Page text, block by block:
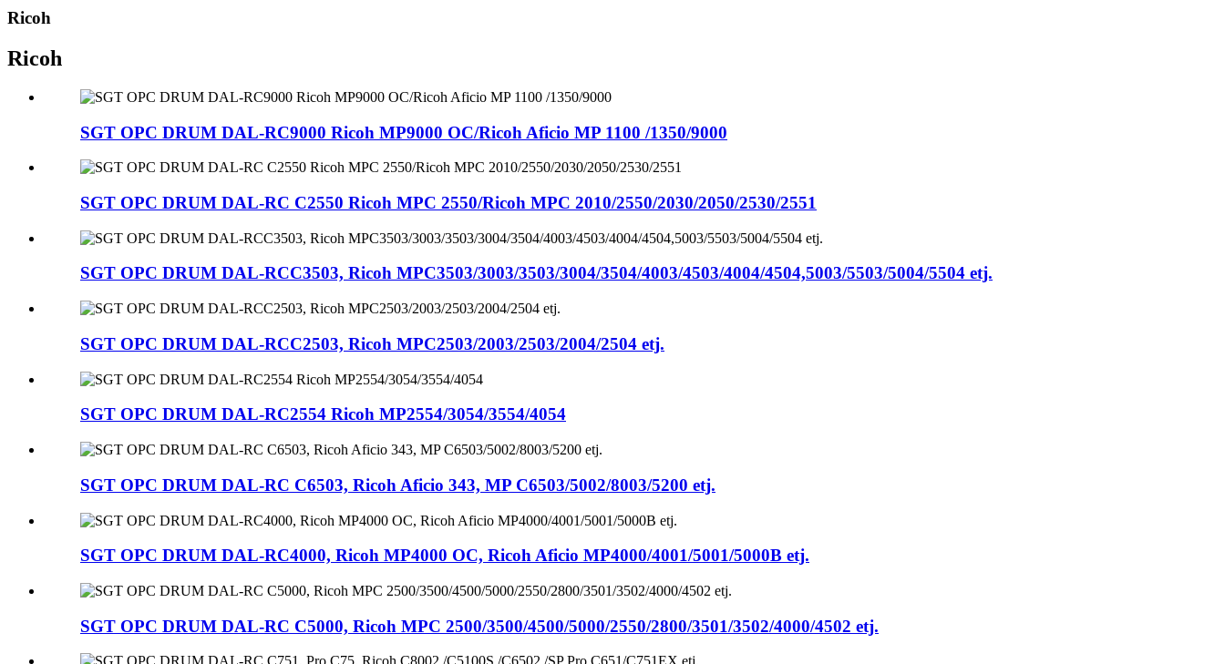
Ricoh
Ricoh
SGT OPC DRUM DAL-RC9000 Ricoh MP9000 OC/Ricoh Aficio MP 1100 /1350/9000
SGT OPC DRUM DAL-RC C2550 Ricoh MPC 2550/Ricoh MPC 2010/2550/2030/2050/2530/2551
SGT OPC DRUM DAL-RCC3503, Ricoh MPC3503/3003/3503/3004/3504/4003/4503/4004/4504,5003/5503/5004/5504 etj.
SGT OPC DRUM DAL-RCC2503, Ricoh MPC2503/2003/2503/2004/2504 etj.
SGT OPC DRUM DAL-RC2554 Ricoh MP2554/3054/3554/4054
SGT OPC DRUM DAL-RC C6503, Ricoh Aficio 343, MP C6503/5002/8003/5200 etj.
SGT OPC DRUM DAL-RC4000, Ricoh MP4000 OC, Ricoh Aficio MP4000/4001/5001/5000B etj.
SGT OPC DRUM DAL-RC C5000, Ricoh MPC 2500/3500/4500/5000/2550/2800/3501/3502/4000/4502 etj.